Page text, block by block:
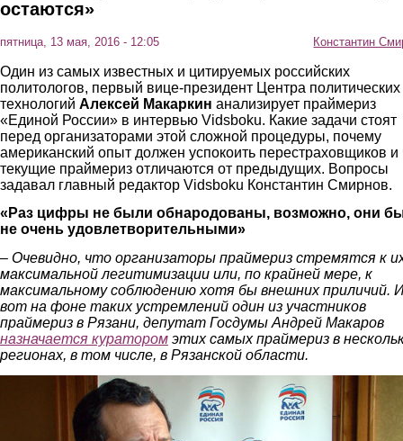
остаются»
пятница, 13 мая, 2016 - 12:05 Константин
Один из самых известных и цитируемых российских
политологов, первый вице-президент Центра политических
технологий Алексей Макаркин анализирует праймериз
«Единой России» в интервью Vidsboku. Какие задачи стоят
перед организаторами этой сложной процедуры, почему
американский опыт должен успокоить перестраховщиков и
текущие праймериз отличаются от предыдущих. Вопросы
задавал главный редактор Vidsboku Константин Смирнов.
«Раз цифры не были обнародованы, возможно, они
не очень удовлетворительными»
– Очевидно, что организаторы праймериз стремятся к
максимальной легитимизации или, по крайней мере, к
максимальному соблюдению хотя бы внешних приличий. И
вот на фоне таких устремлений один из участников
праймериз в Рязани, депутат Госдумы Андрей Макаров
назначается куратором этих самых праймериз в
регионах, в том числе, в Рязанской области.